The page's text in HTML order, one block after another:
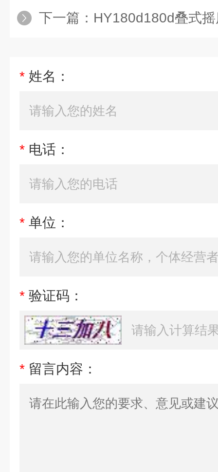
下一篇： HY180d180d叠式
* 姓名：
* 电话：
* 单位：
* 验证码：
* 留言内容：